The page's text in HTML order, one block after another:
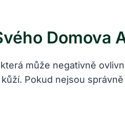
Domova
může negativně
Pokud nejsou